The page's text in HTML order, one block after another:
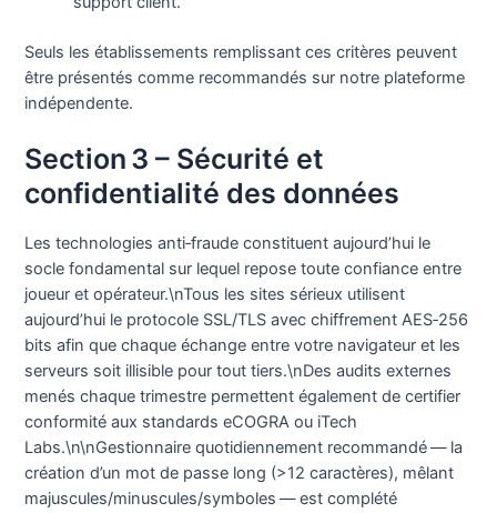
Seuls les établissements remplissant ces critères peuvent
être présentés comme recommandés sur notre plateforme
indépendente.
Section 3 – Sécurité et
confidentialité des données
Les technologies anti‑fraude constituent aujourd’hui le
socle fondamental sur lequel repose toute confiance entre
joueur et opérateur.\nTous les sites sérieux utilisent
aujourd’hui le protocole SSL/TLS avec chiffrement AES‑256
bits afin que chaque échange entre votre navigateur et les
serveurs soit illisible pour tout tiers.\nDes audits externes
menés chaque trimestre permettent également de certifier
conformité aux standards eCOGRA ou iTech
Labs.\n\nGestionnaire quotidiennement recommandé — la
création d’un mot de passe long (>12 caractères), mêlant
majuscules/minuscules/symboles — est complété